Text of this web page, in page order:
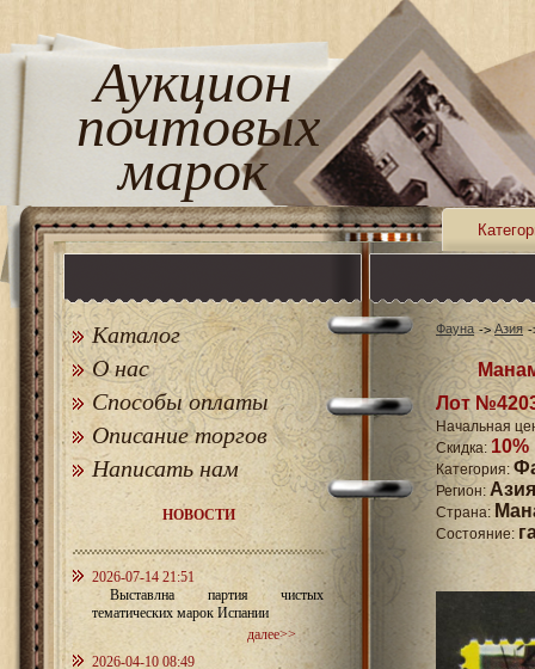
Аукцион
почтовых
марок
Каталог
О нас
Способы оплаты
Описание торгов
Написать нам
НОВОСТИ
2026-07-14 21:51
Выставлна партия чистых
тематических марок Испании
далее>>
2026-04-10 08:49
Фауна Азия
Лот
Начальная
Скидка: 10%
Категория:
Регион: Азия
Страна:
Состояние: